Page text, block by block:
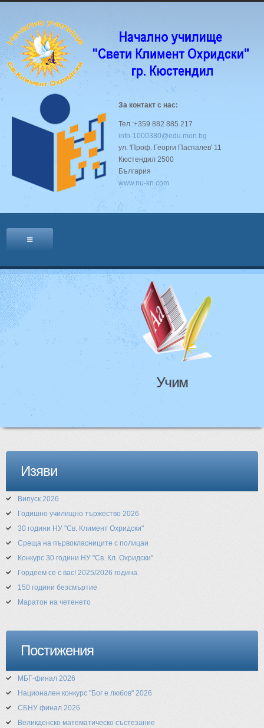
За контакт с нас:
Тел.:+359 882 885 217
info-1000380@edu.mon.bg
ул. 'Проф. Георги Паспалев' 11
Кюстендил 2500
България
www.nu-kn.com
НАЧАЛО
ЗА НАС
УЧИТЕЛИ
УЧЕНИЦИ
РОДИТЕЛИ
АКТУАЛНА ИНФОРМАЦИЯ
Учим
Изяви
Випуск 2026
Годишно училищно тържество 2026
30 години НУ "Св. Климент Охридски"
Среща на първокласниците с полицаи
Конкурс 30 години НУ "Св. Кл. Охридски"
Гордеем се с вас! 2025/2026 година
150 години безсмъртие
Маратон на четенето
Постижения
МБГ-финал 2026
Национален конкурс "Бог е любов" 2026
СБНУ финал 2026
Великденско математическо състезание